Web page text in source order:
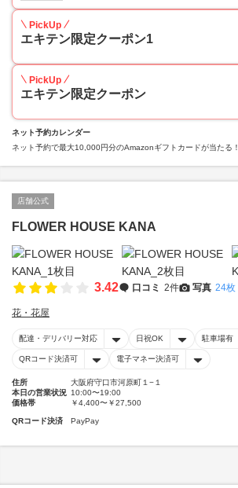
PickUp
エキテン限定クーポン1
PickUp
エキテン限定クーポン
ネット予約カレンダー
ネット予約で最大10,000円分のAmazonギフトカードが当たる！
店舗公式
FLOWER HOUSE KANA
3.42 口コミ 2件 写真 24枚
花・花屋
配達・デリバリー対応 日祝OK 駐車場有
QRコード決済可 電子マネー決済可
住所
大阪府守口市河原町１−１
本日の営業状況 10:00〜19:00
価格帯
￥4,400〜￥27,500
QRコード決済 PayPay